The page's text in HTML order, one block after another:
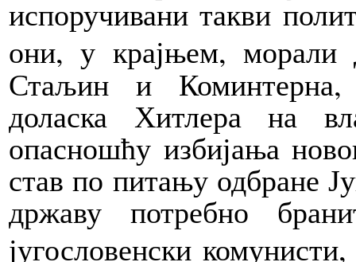
испоручивани такви
они, у крајњем, морали
Стаљин и Коминтерна,
доласка Хитлера на
опасношћу избијања
став по питању одбране
државу потребно
југословенски